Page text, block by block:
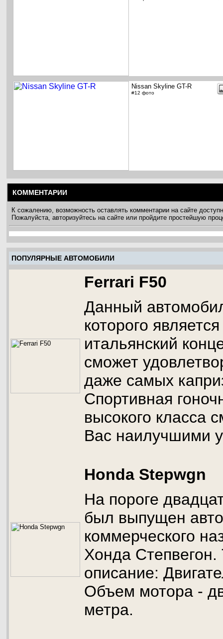
Nissan Skyline GT-R
#12 фото
КОММЕНТАРИИ
К сожалению, возможность оставлять комментарии на сайте
Пожалуйста, авторизуйтесь на сайте или пройдите простейшую
ПОПУЛЯРНЫЕ АВТОМОБИЛИ
Ferrari F50
Данный
которого
итальянский
сможет
даже самых
Спортивная
высокого класса
Вас наилучшими
Honda Stepwgn
На пороге
был выпущен
коммерческого
Хонда Степвегон.
описание:
Объем мотора -
метра.